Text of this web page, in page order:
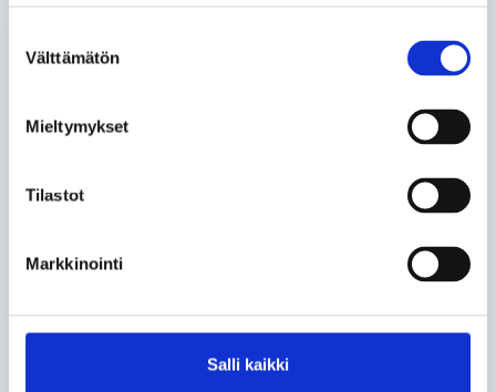
valinta
Välttämätön
Mieltymykset
Tilastot
Markkinointi
Salli kaikki
Blogit
Vertaiskeskustelu – Päivä